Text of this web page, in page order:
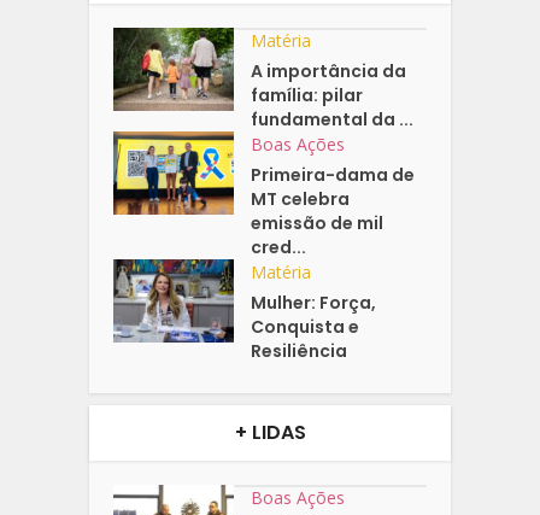
Matéria
A importância da
família: pilar
fundamental da ...
Boas Ações
Primeira-dama de
MT celebra
emissão de mil
cred...
Matéria
Mulher: Força,
Conquista e
Resiliência
+ LIDAS
Boas Ações